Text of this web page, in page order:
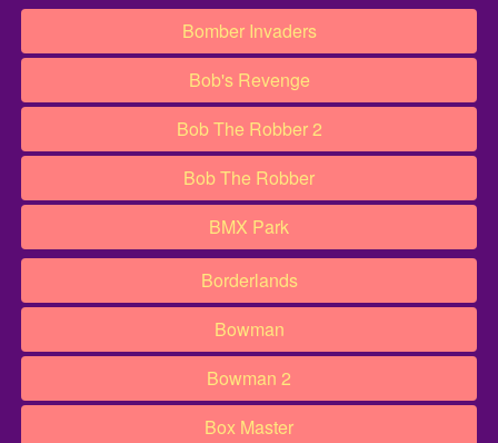
Bomber Invaders
Bob's Revenge
Bob The Robber 2
Bob The Robber
BMX Park
Borderlands
Bowman
Bowman 2
Box Master